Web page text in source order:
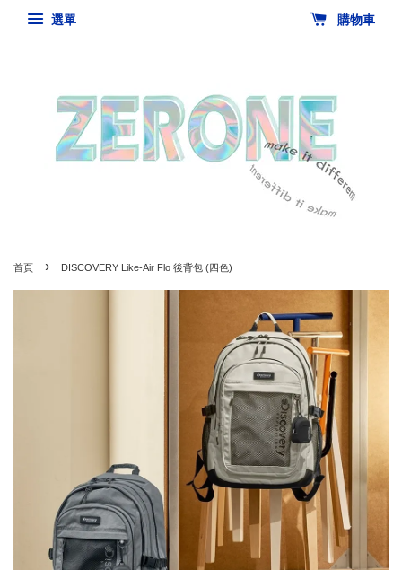
選單 購物車
首頁 › DISCOVERY Like-Air Flo 後背包 (四色)